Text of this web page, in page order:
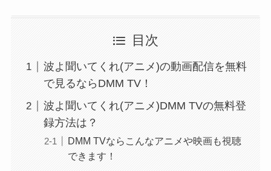
目次
波よ聞いてくれ(アニメ)の動画配信を無料
で見るならDMM TV！
波よ聞いてくれ(アニメ)DMM TVの無料登
録方法は？
DMM TVならこんなアニメや映画も視聴
できます！